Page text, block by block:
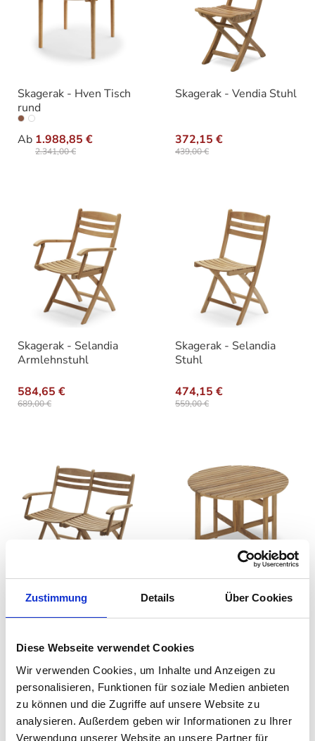
Zustimmung Details Über Cookies
Diese Webseite verwendet Cookies
Wir verwenden Cookies, um Inhalte und Anzeigen zu
personalisieren, Funktionen für soziale Medien anbieten
zu können und die Zugriffe auf unsere Website zu
analysieren. Außerdem geben wir Informationen zu Ihrer
Verwendung unserer Website an unsere Partner für
Skagerak - Hven Tisch
rund
Ab 1.988,85 €
2.341,00 €
Varianten
Skagerak - Vendia Stuhl
372,15 €
439,00 €
Skagerak - Selandia
Armlehnstuhl
584,65 €
689,00 €
Skagerak - Selandia
Stuhl
474,15 €
559,00 €
Skagerak - Selandia 2-
1.188,15 €
Skagerak - Tisch rund
1.103,15 €